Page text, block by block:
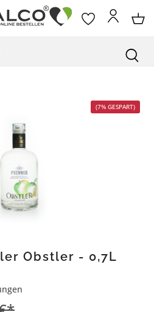
(7% GESPART)
Obstler - 0,7L
von 4.9 von 5 Sternen